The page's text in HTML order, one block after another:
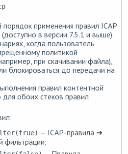
применения правил ICAP
в версии 7.5.1 и выше).
когда пользователь
политикой
при скачивании файла),
блокироваться до передачи на
правил контентной
обоих стеков правил
— ICAP-правила ➜
фильтрации;